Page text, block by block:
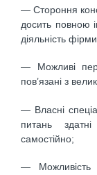
— Стороння
досить повною
діяльність
— Можливі
пов’язані з
— Власні
питань
самостійно;
— Можливість